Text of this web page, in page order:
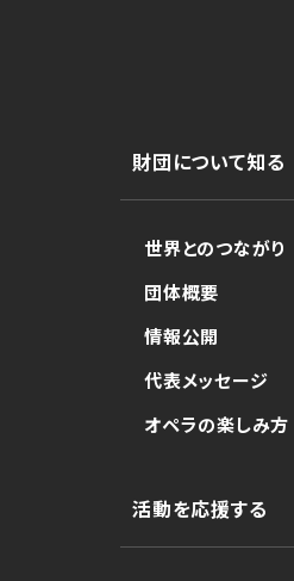
財団について知る
世界とのつながり
団体概要
情報公開
代表メッセージ
オペラの楽しみ方
活動を応援する